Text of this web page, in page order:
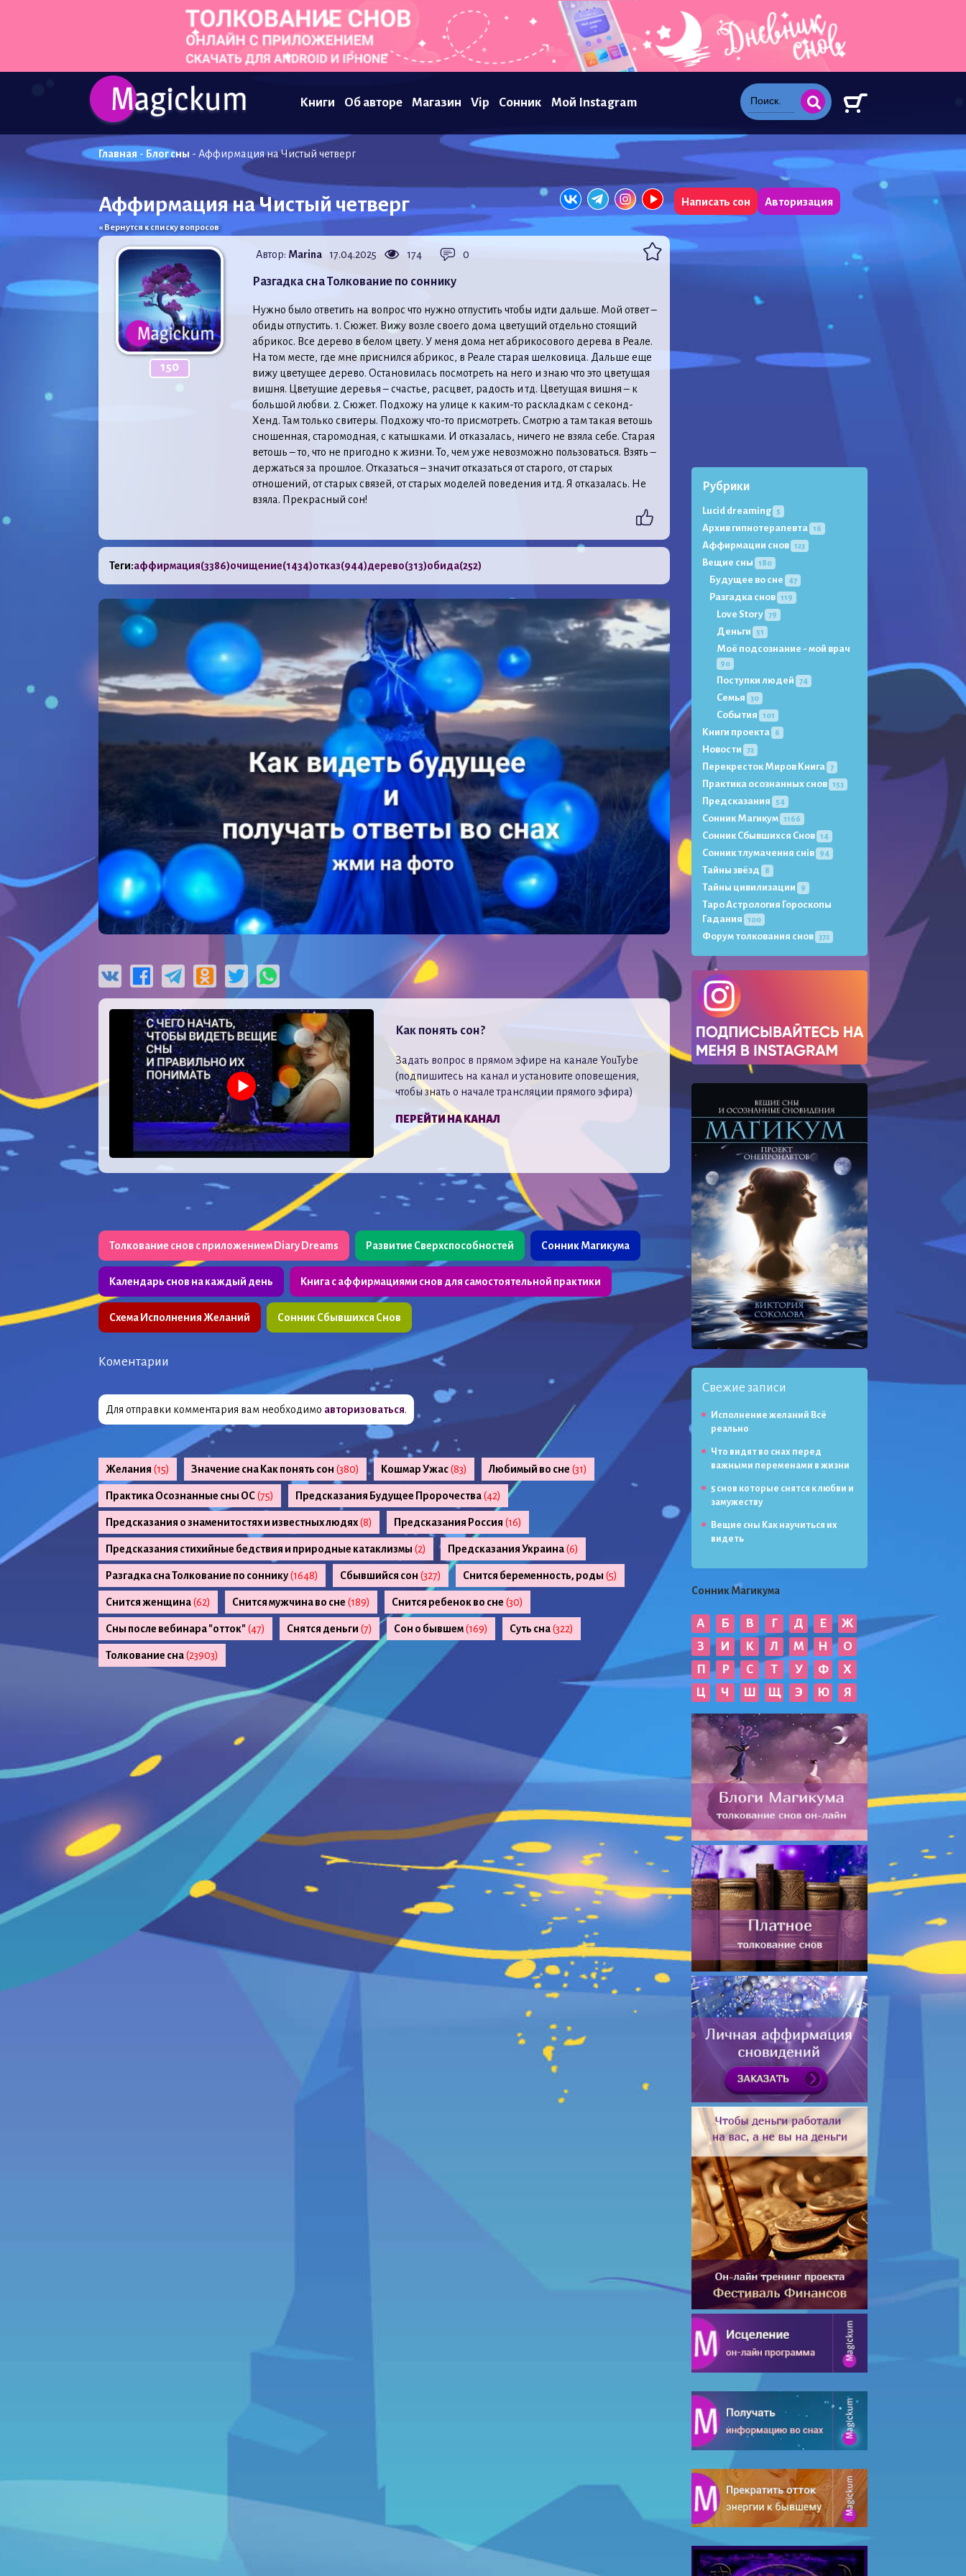
Книги Об авторе Магазин Vip Сонник Мой Instagram
Главная - Блог сны - Аффирмация на Чистый четверг
Аффирмация на Чистый четверг
« Вернутся к списку вопросов
Написать сон Авторизация
150
Автор: Marina 17.04.2025 174 0
Разгадка сна Толкование по соннику
Нужно было ответить на вопрос что нужно отпустить чтобы идти дальше. Мой ответ –
обиды отпустить. 1. Сюжет. Вижу возле своего дома цветущий отдельно стоящий
абрикос. Все дерево в белом цвету. У меня дома нет абрикосового дерева в Реале.
На том месте, где мне приснился абрикос, в Реале старая шелковица. Дальше еще
вижу цветущее дерево. Остановилась посмотреть на него и знаю что это цветущая
вишня. Цветущие деревья – счастье, расцвет, радость и тд. Цветущая вишня – к
большой любви. 2. Сюжет. Подхожу на улице к каким-то раскладкам с секонд-
Хенд. Там только свитеры. Подхожу что-то присмотреть. Смотрю а там такая ветошь
сношенная, старомодная, с катышками. И отказалась, ничего не взяла себе. Старая
ветошь – то, что не пригодно к жизни. То, чем уже невозможно пользоваться. Взять –
держаться за прошлое. Отказаться – значит отказаться от старого, от старых
отношений, от старых связей, от старых моделей поведения и тд. Я отказалась. Не
взяла. Прекрасный сон!
Теги:аффирмация(3386)очищение(1434)отказ(944)дерево(313)обида(252)
Как понять сон?
Задать вопрос в прямом эфире на канале YouTybe
(подпишитесь на канал и установите оповещения,
чтобы знать о начале трансляции прямого эфира)
ПЕРЕЙТИ НА КАНАЛ
Толкование снов с приложением Diary Dreams Развитие Сверхспособностей Сонник Магикума
Календарь снов на каждый день Книга с аффирмациями снов для самостоятельной практики
Схема Исполнения Желаний Сонник Сбывшихся Снов
Коментарии
Для отправки комментария вам необходимо авторизоваться.
Желания (15) Значение сна Как понять сон (380) Кошмар Ужас(83) Любимый во сне (31)
Практика Осознанные сны ОС(75) Предсказания Будущее Пророчества(42)
Предсказания о знаменитостях и известных людях(8) Предсказания Россия (16)
Предсказания стихийные бедствия и природные катаклизмы (2) Предсказания Украина(6)
Разгадка сна Толкование по соннику(1648) Сбывшийся сон (327) Снится беременность, роды (5)
Снится женщина(62) Снится мужчина во сне (189) Снится ребенок во сне (30)
Сны после вебинара "отток"(47) Снятся деньги (7) Сон о бывшем(169) Суть сна(322)
Толкование сна(23903)
Рубрики
Lucid dreaming 5
Архив гипнотерапевта 16
Аффирмации снов 123
Вещие сны 180
Будущее во сне 47
Разгадка снов 119
Love Story 79
Деньги 51
Моё подсознание - мой врач
90
Поступки людей 74
Семья 30
События 101
Книги проекта 6
Новости 72
Перекресток Миров Книга 7
Практика осознанных снов 153
Предсказания 54
Сонник Магикум 1166
Сонник Сбывшихся Снов 14
Сонник тлумачення снів 94
Тайны звёзд 8
Тайны цивилизации 9
Таро Астрология Гороскопы
Гадания
100
Форум толкования снов 372
Свежие записи
Исполнение желаний Всё
реально
Что видят во снах перед
важными переменами в жизни
5 снов которые снятся к любви и
замужеству
Вещие сны Как научиться их
видеть
Сонник Магикума
А Б В Г Д Е
Ж
З
И К Л М Н
О
П
Р С Т У Ф
Х
Ц
Ч Ш Щ Э Ю Я